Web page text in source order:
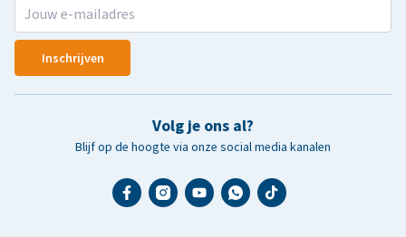
Inschrijven
Volg je ons al?
Blijf op de hoogte via onze social media kanalen